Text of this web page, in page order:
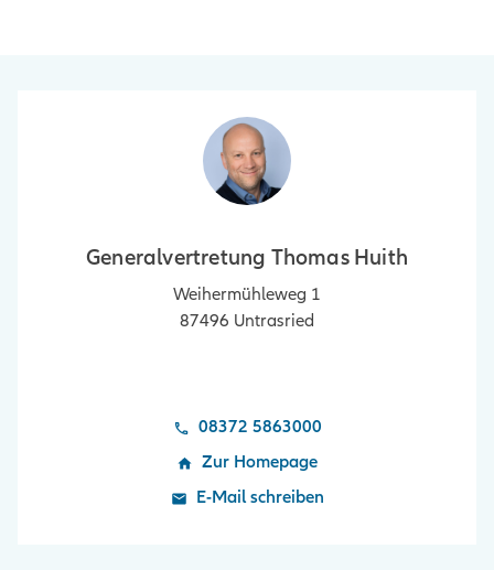
Generalvertretung Thomas Huith
Weihermühleweg 1
87496 Untrasried
08372 5863000
Zur Homepage
E-Mail schreiben